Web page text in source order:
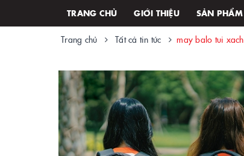
TRANG CHỦ GIỚI THIỆU SẢN PHẨM
Trang chủ Tất cả tin tức may balo tui xach